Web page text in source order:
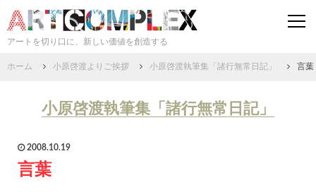
アートを切り口に、新しい価値を創造する
ホーム 小原啓渡よりご挨拶 小原啓渡執筆集「諸行無常日記」 言葉
小原啓渡執筆集「諸行無常日記」
2008.10.19
言葉